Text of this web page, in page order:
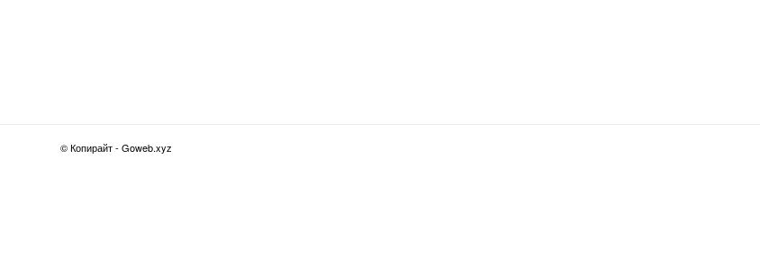
© Копирайт - Goweb.xyz